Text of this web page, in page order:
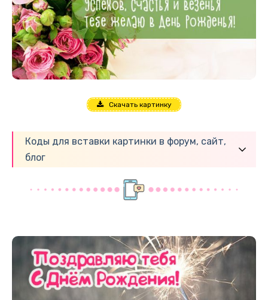
Скачать картинку
Коды для вставки картинки в форум, сайт,
блог